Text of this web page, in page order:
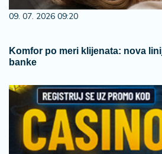
09. 07. 2026 09:20
Komfor po meri klijenata: nova
banke